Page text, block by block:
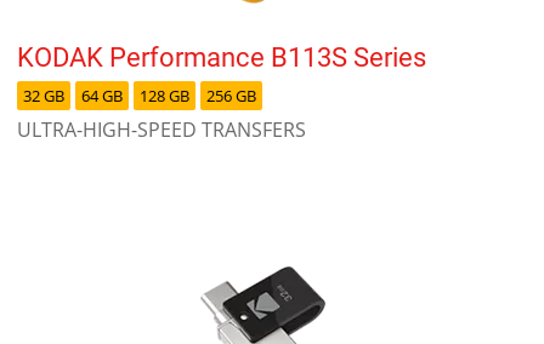
KODAK Performance B113S Series
32 GB 64 GB 128 GB 256 GB
ULTRA-HIGH-SPEED TRANSFERS